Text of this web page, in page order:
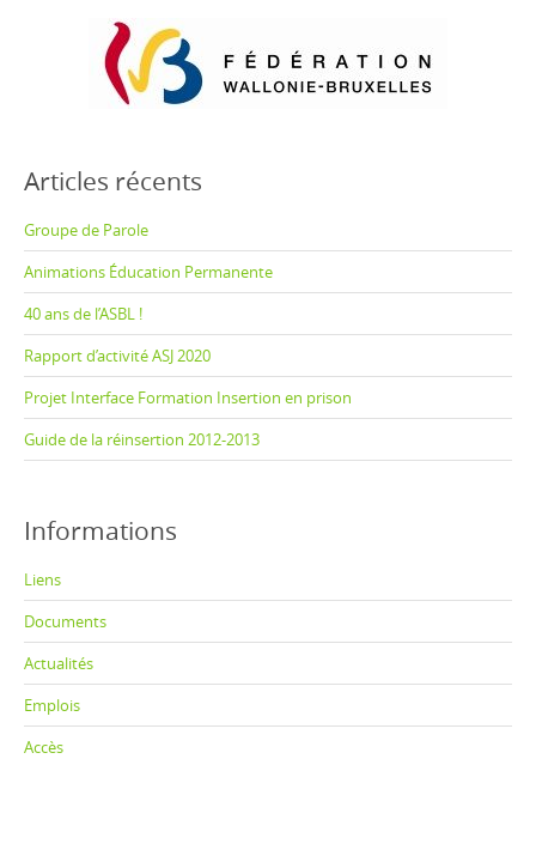
Articles récents
Groupe de Parole
Animations Éducation Permanente
40 ans de l’ASBL !
Rapport d’activité ASJ 2020
Projet Interface Formation Insertion en prison
Guide de la réinsertion 2012-2013
Informations
Liens
Documents
Actualités
Emplois
Accès